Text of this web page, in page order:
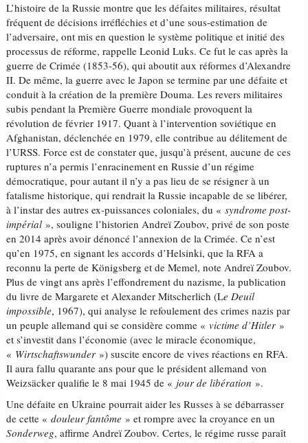
L’histoire de la Russie montre que les défaites militaires, résultat
fréquent de décisions irréfléchies et d’une sous-estimation de
l’adversaire, ont mis en question le système politique et initié des
processus de réforme, rappelle Leonid Luks. Ce fut le cas après la
guerre de Crimée (1853-56), qui aboutit aux réformes d’Alexandre
II. De même, la guerre avec le Japon se termine par une défaite et
conduit à la création de la première Douma. Les revers militaires
subis pendant la Première Guerre mondiale provoquent la
révolution de février 1917. Quant à l’intervention soviétique en
Afghanistan, déclenchée en 1979, elle contribue au délitement de
l’URSS. Force est de constater que, jusqu’à présent, aucune de ces
ruptures n’a permis l’enracinement en Russie d’un régime
démocratique, pour autant il n’y a pas lieu de se résigner à un
fatalisme historique, qui rendrait la Russie incapable de se libérer,
à l’instar des autres ex-puissances coloniales, du «syndrome post-
impérial», souligne l’historien Andreï Zoubov, privé de son poste
en 2014 après avoir dénoncé l’annexion de la Crimée. Ce n’est
qu’en 1975, en signant les accords d’Helsinki, que la RFA a
reconnu la perte de Königsberg et de Memel, note Andreï Zoubov.
Plus de vingt ans après l’effondrement du nazisme, la publication
du livre de Margarete et Alexander Mitscherlich (Le Deuil
impossible, 1967), qui analyse le refoulement des crimes nazis par
un peuple allemand qui se considère comme «victime d’Hitler »
et s’investit dans l’économie (avec le miracle économique,
« Wirtschaftswunder») suscite encore de vives réactions en RFA.
Il aura fallu quarante ans pour que le président allemand von
Weizsäcker qualifie le 8 mai 1945 de « jour de libération ».
Une défaite en Ukraine pourrait aider les Russes à se débarrasser
de cette «douleur fantôme » et rompre avec la croyance en un
Sonderweg, affirme Andreï Zoubov. Certes, le régime russe paraît